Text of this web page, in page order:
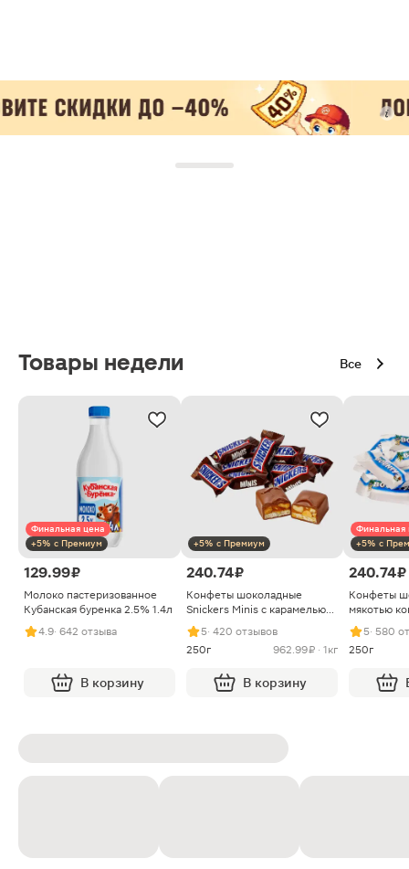
Товары недели Все
Финальная цена
+5% с Премиум
129.99 ₽
Молоко пастеризованное
Кубанская буренка 2.5% 1.4л
4.9· 642 отзыва
В корзину
+5% с Премиум
240.74 ₽
Конфеты шоколадные
Snickers Minis с карамелью
арахисом и нугой
5· 420 отзывов
250г
962.99 ₽ · 1кг
В корзину
Финальная
+5% с
240.74 ₽
Конфеты
мякотью
5· 580
250г